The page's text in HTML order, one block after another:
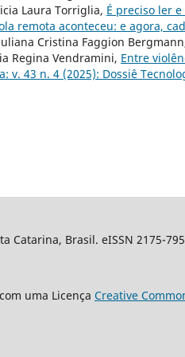
Laura Torriglia, É preciso ler
remota aconteceu: e agora,
Cristina Faggion
Regina Vendramini, Entre
v. 43 n. 4 (2025): Dossiê
Catarina, Brasil. eISSN 2175-
uma Licença Creative